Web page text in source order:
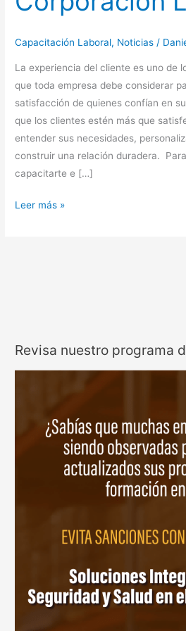
Capacitación Laboral, Noticias /
La experiencia del cliente es uno de
que toda empresa debe considerar
satisfacción de quienes confían en
que los clientes estén más que
entender sus necesidades,
construir una relación duradera.
capacitarte e […]
Leer más »
Revisa nuestro programa